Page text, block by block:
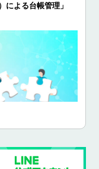
による台帳管理」